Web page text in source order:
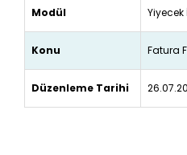
Modül
Konu Fatura
Düzenleme Tarihi